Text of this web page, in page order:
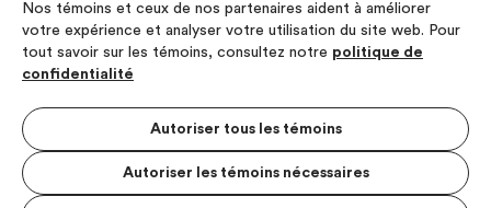
Nos témoins et ceux de nos partenaires aident à améliorer
votre expérience et analyser votre utilisation du site web. Pour
tout savoir sur les témoins, consultez notre politique de
confidentialité
Autoriser tous les témoins
Autoriser les témoins nécessaires